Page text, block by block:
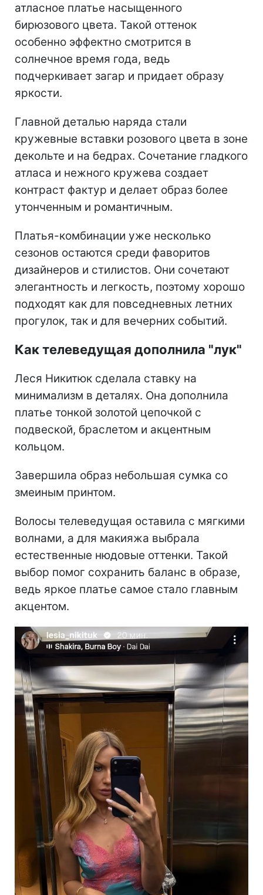
атласное платье насыщенного
бирюзового цвета. Такой оттенок
особенно эффектно смотрится в
солнечное время года, ведь
подчеркивает загар и придает образу
яркости.
Главной деталью наряда стали
кружевные вставки розового цвета в зоне
декольте и на бедрах. Сочетание гладкого
атласа и нежного кружева создает
контраст фактур и делает образ более
утонченным и романтичным.
Платья-комбинации уже несколько
сезонов остаются среди фаворитов
дизайнеров и стилистов. Они сочетают
элегантность и легкость, поэтому хорошо
подходят как для повседневных летних
прогулок, так и для вечерних событий.
Как телеведущая дополнила "лук"
Леся Никитюк сделала ставку на
минимализм в деталях. Она дополнила
платье тонкой золотой цепочкой с
подвеской, браслетом и акцентным
кольцом.
Завершила образ небольшая сумка со
змеиным принтом.
Волосы телеведущая оставила с мягкими
волнами, а для макияжа выбрала
естественные нюдовые оттенки. Такой
выбор помог сохранить баланс в образе,
ведь яркое платье самое стало главным
акцентом.